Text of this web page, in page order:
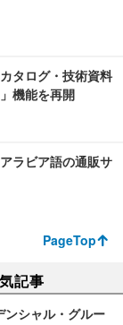
タログ・技術資料
機能を再開
ラビア語の通販サ
PageTop
記事
シャル・グルー